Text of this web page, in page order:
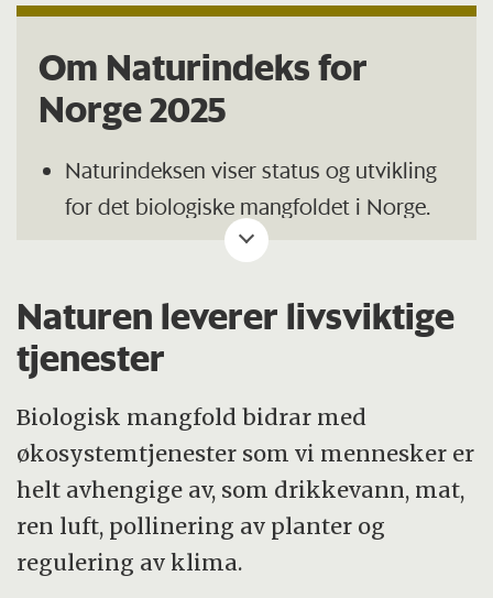
Om Naturindeks for
Norge 2025
Naturindeksen viser status og utvikling
for det biologiske mangfoldet i Norge.
Sju økosystemer er med: Skog, fjell,
kystvann og hav.
Hvert økosystem gis et tall som
reflekterer tilstanden til økosystemet.
Skalaen går fra 0 til 1, der null betyr at
økosystemet er helt ødelagt, mens 1
viser intakt natur med lite påvirkning fra
mennesker.
Naturen leverer livsviktige
tjenester
Biologisk mangfold bidrar med
økosystemtjenester som vi mennesker er
helt avhengige av, som drikkevann, mat,
ren luft, pollinering av planter og
regulering av klima.